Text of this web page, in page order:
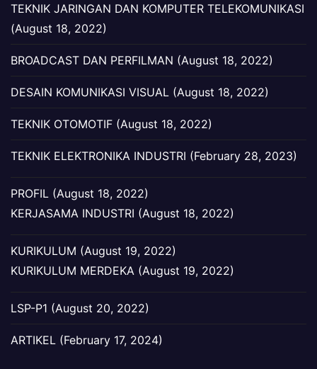
TEKNIK JARINGAN DAN KOMPUTER TELEKOMUNIKASI
(August 18, 2022)
BROADCAST DAN PERFILMAN (August 18, 2022)
DESAIN KOMUNIKASI VISUAL (August 18, 2022)
TEKNIK OTOMOTIF (August 18, 2022)
TEKNIK ELEKTRONIKA INDUSTRI (February 28, 2023)
PROFIL (August 18, 2022)
KERJASAMA INDUSTRI (August 18, 2022)
KURIKULUM (August 19, 2022)
KURIKULUM MERDEKA (August 19, 2022)
LSP-P1 (August 20, 2022)
ARTIKEL (February 17, 2024)